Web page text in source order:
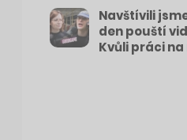
Navštívili
den pouští
Kvůli práci